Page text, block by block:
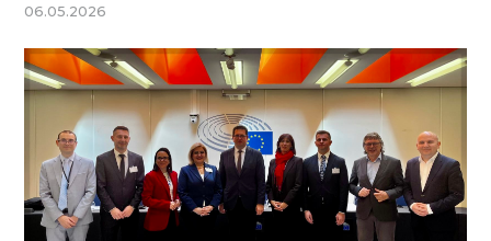
06.05.2026